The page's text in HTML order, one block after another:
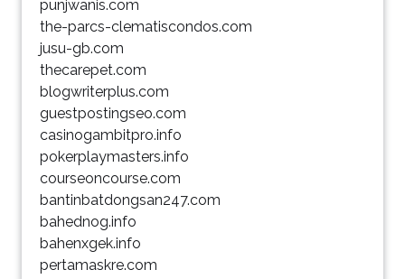
punjwanis.com
the-parcs-clematiscondos.com
jusu-gb.com
thecarepet.com
blogwriterplus.com
guestpostingseo.com
casinogambitpro.info
pokerplaymasters.info
courseoncourse.com
bantinbatdongsan247.com
bahednog.info
bahenxgek.info
pertamaskre.com